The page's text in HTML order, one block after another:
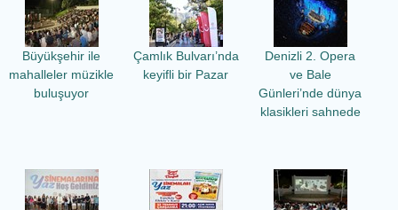
Büyükşehir ile
mahalleler müzikle
buluşuyor
Çamlık Bulvarı’nda
keyifli bir Pazar
Denizli 2. Opera
ve Bale
Günleri’nde dünya
klasikleri sahnede